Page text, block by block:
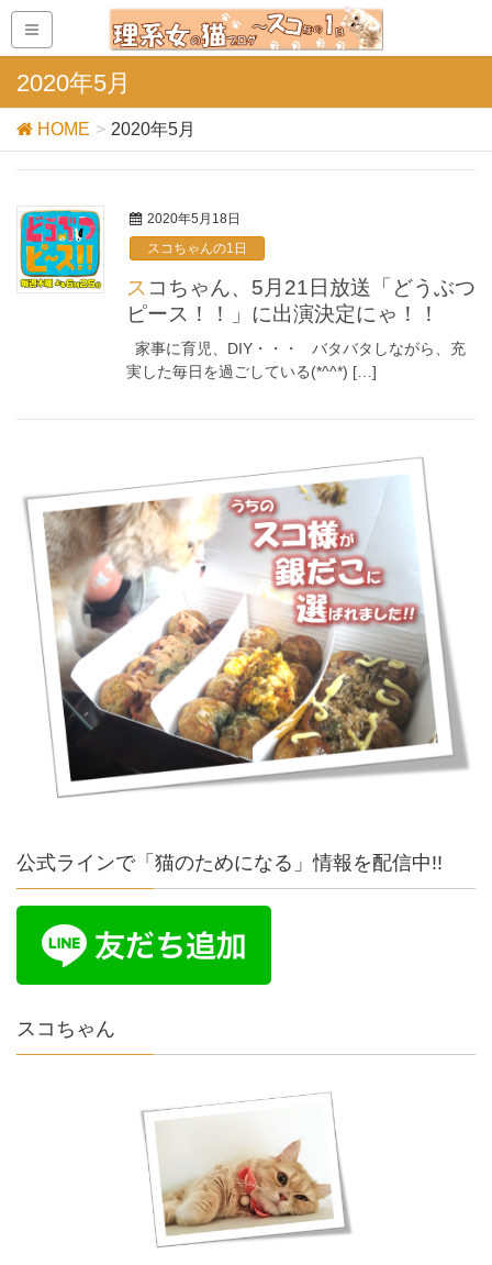
2020年5月
HOME 2020年5月
2020年5月18日
スコちゃんの1日
スコちゃん、5月21日放送「どうぶつ
ピース！！」に出演決定にゃ！！
家事に育児、DIY・・・ バタバタしながら、充
実した毎日を過ごしている(*^^*) […]
公式ラインで「猫のためになる」情報を配信中!!
スコちゃん